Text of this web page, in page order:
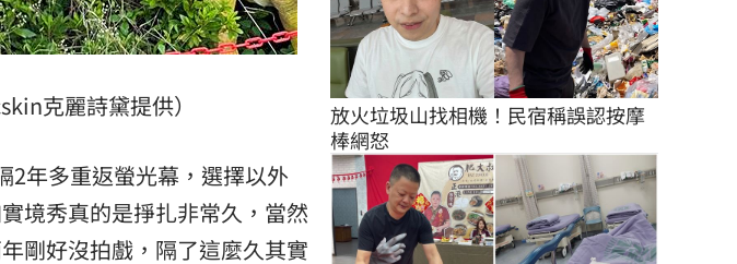
克麗詩黛提供）
2年多重返螢光幕，選擇以外
境秀真的是掙扎非常久，當然
剛好沒拍戲，隔了這麼久其實
放火垃圾山找相機！民宿稱誤認按摩
棒網怒